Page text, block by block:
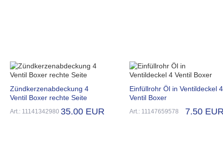
Zündkerzenabdeckung 4
Ventil Boxer rechte Seite
Art.: 11141342980 35.00 EUR
Einfüllrohr Öl in Ventildeckel 4
Ventil Boxer
Art.: 11147659578 7.50